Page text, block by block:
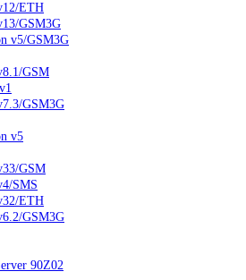
ETH
GSM3G
v5/GSM3G
GSM
GSM3G
v5
GSM
SMS
ETH
GSM3G
90Z02